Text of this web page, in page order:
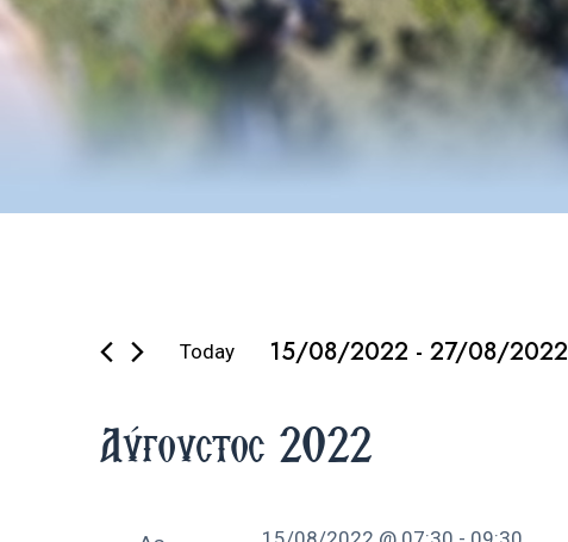
Εκδηλώσεις
Today 15/08/2022 - 27/08/2022
Αύγουστος 2022